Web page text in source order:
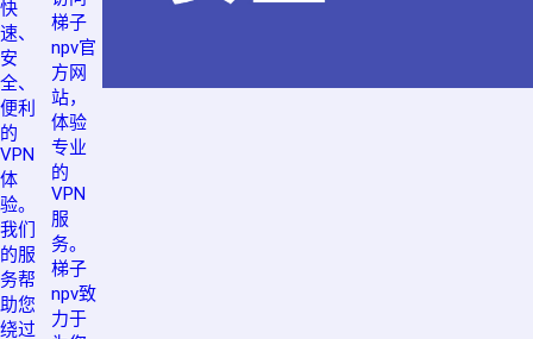
快
速、
安
全、
便利
的
VPN
体
验。
我们
的服
务帮
助您
绕过
梯子
npv官
方网
站，
体验
专业
的
VPN
服
务。
梯子
npv致
力于